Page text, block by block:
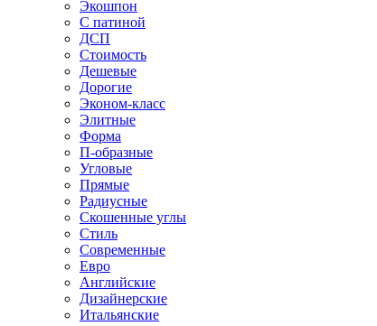
Экошпон
С патиной
ДСП
Стоимость
Дешевые
Дорогие
Эконом-класс
Элитные
Форма
П-образные
Угловые
Прямые
Радиусные
Скошенные углы
Стиль
Современные
Евро
Английские
Дизайнерские
Итальянские